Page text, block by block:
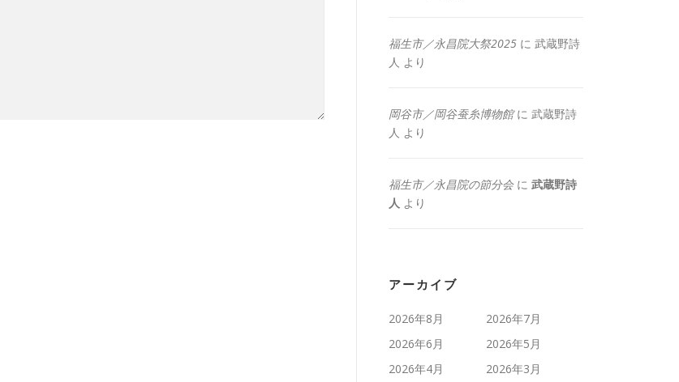
福生市／永昌院大祭2025 に 武蔵野詩
人 より
岡谷市／岡谷蚕糸博物館に 武蔵野詩
人 より
福生市／永昌院の節分会に 武蔵野詩
人 より
アーカイブ
2026年8月
2026年7月
2026年6月
2026年5月
2026年4月
2026年3月